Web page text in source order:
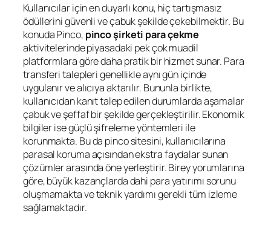
Kullanıcılar için en duyarlı konu, hiç tartışmasız
ödüllerini güvenli ve çabuk şekilde çekebilmektir. Bu
konuda Pinco, pinco şirketi para çekme
aktivitelerinde piyasadaki pek çok muadil
platformlara göre daha pratik bir hizmet sunar. Para
transferi talepleri genellikle aynı gün içinde
uygulanır ve alıcıya aktarılır. Bununla birlikte,
kullanıcıdan kanıt talep edilen durumlarda aşamalar
çabuk ve şeffaf bir şekilde gerçekleştirilir. Ekonomik
bilgiler ise güçlü şifreleme yöntemleri ile
korunmakta. Bu da pinco sitesini, kullanıcılarına
parasal koruma açısından ekstra faydalar sunan
çözümler arasında öne yerleştirir. Birey yorumlarına
göre, büyük kazançlarda dahi para yatırımı sorunu
oluşmamakta ve teknik yardımı gerekli tüm izleme
sağlamaktadır.